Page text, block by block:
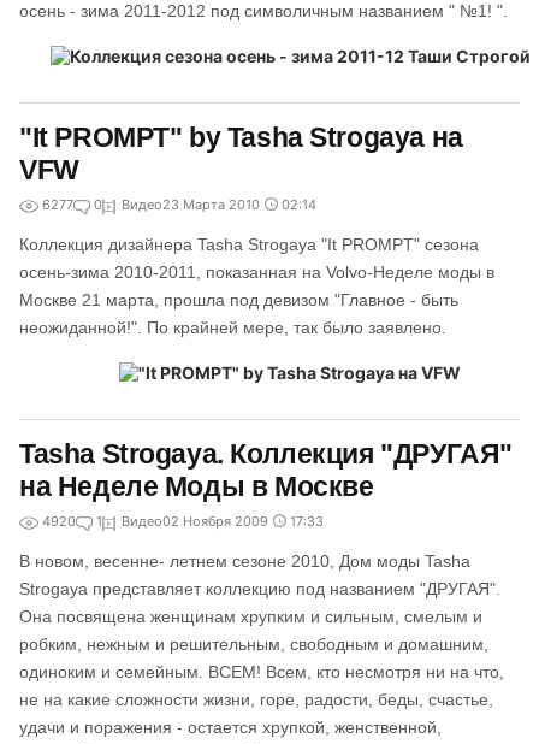
осень - зима 2011-2012 под символичным названием " №1! ".
"It PROMPT" by Tasha Strogaya на
VFW
6277 0 Видео23 Марта 2010 02:14
Коллекция дизайнера Tasha Strogaya "It PROMPT" сезона
осень-зима 2010-2011, показанная на Volvo-Неделе моды в
Москве 21 марта, прошла под девизом "Главное - быть
неожиданной!". По крайней мере, так было заявлено.
Tasha Strogaya. Коллекция "ДРУГАЯ"
на Неделе Моды в Москве
4920 1 Видео02 Ноября 2009 17:33
В новом, весенне- летнем сезоне 2010, Дом моды Tasha
Strogaya представляет коллекцию под названием "ДРУГАЯ".
Она посвящена женщинам хрупким и сильным, смелым и
робким, нежным и решительным, свободным и домашним,
одиноким и семейным. ВСЕМ! Всем, кто несмотря ни на что,
не на какие сложности жизни, горе, радости, беды, счастье,
удачи и поражения - остается хрупкой, женственной,